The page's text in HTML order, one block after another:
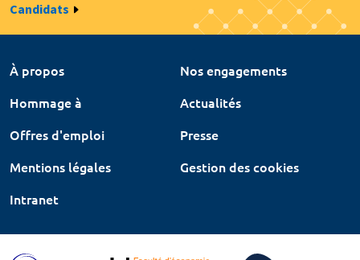
Candidats
À propos
Nos engagements
Hommage à
Actualités
Offres d'emploi
Presse
Mentions légales
Gestion des cookies
Intranet